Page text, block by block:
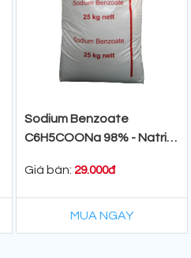
Sodium Benzoate
C6H5COONa 98% - Natri
25kg/Bao
Giá bán: 29.000đ
MUA NGAY